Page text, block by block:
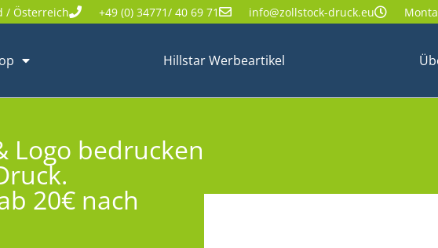
/ Österreich +49 (0) 34771/ 40 69 71 info@zollstock-druck.eu
Hillstar Werbeartikel
Logo bedrucken
20€ nach